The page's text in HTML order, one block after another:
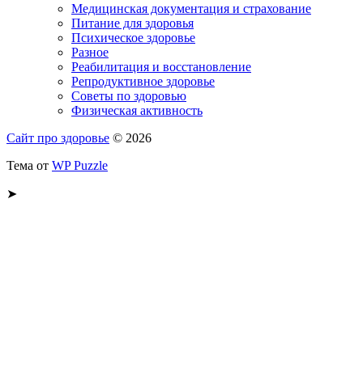
Медицинская документация и страхование
Питание для здоровья
Психическое здоровье
Разное
Реабилитация и восстановление
Репродуктивное здоровье
Советы по здоровью
Физическая активность
Сайт про здоровье © 2026
Тема от WP Puzzle
➤